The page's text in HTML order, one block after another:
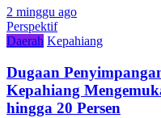
2 minggu ago
Perspektif
Daerah Kepahiang
Dugaan
Kepahiang
hingga 20 Persen